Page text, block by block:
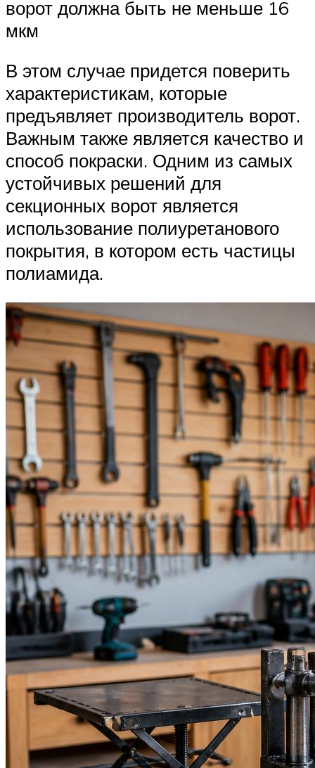
ворот должна быть не меньше 16
мкм
В этом случае придется поверить
характеристикам, которые
предъявляет производитель ворот.
Важным также является качество и
способ покраски. Одним из самых
устойчивых решений для
секционных ворот является
использование полиуретанового
покрытия, в котором есть частицы
полиамида.